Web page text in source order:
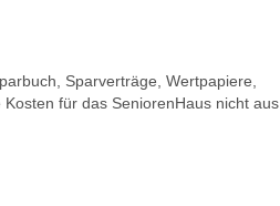
Sparverträge, Wertpapiere,
für das SeniorenHaus nicht aus